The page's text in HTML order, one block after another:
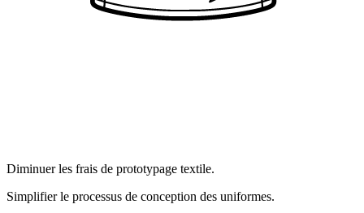
Diminuer les frais de prototypage textile.
Simplifier le processus de conception des uniformes.